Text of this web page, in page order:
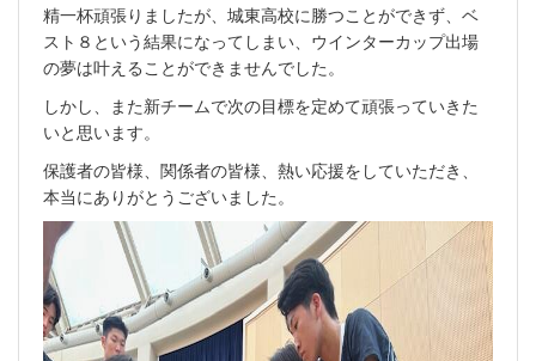
精一杯頑張りましたが、城東高校に勝つことができず、ベ
スト８という結果になってしまい、ウインターカップ出場
の夢は叶えることができませんでした。
しかし、また新チームで次の目標を定めて頑張っていきた
いと思います。
保護者の皆様、関係者の皆様、熱い応援をしていただき、
本当にありがとうございました。